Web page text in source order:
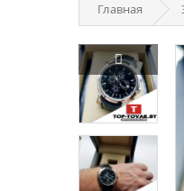
Главная